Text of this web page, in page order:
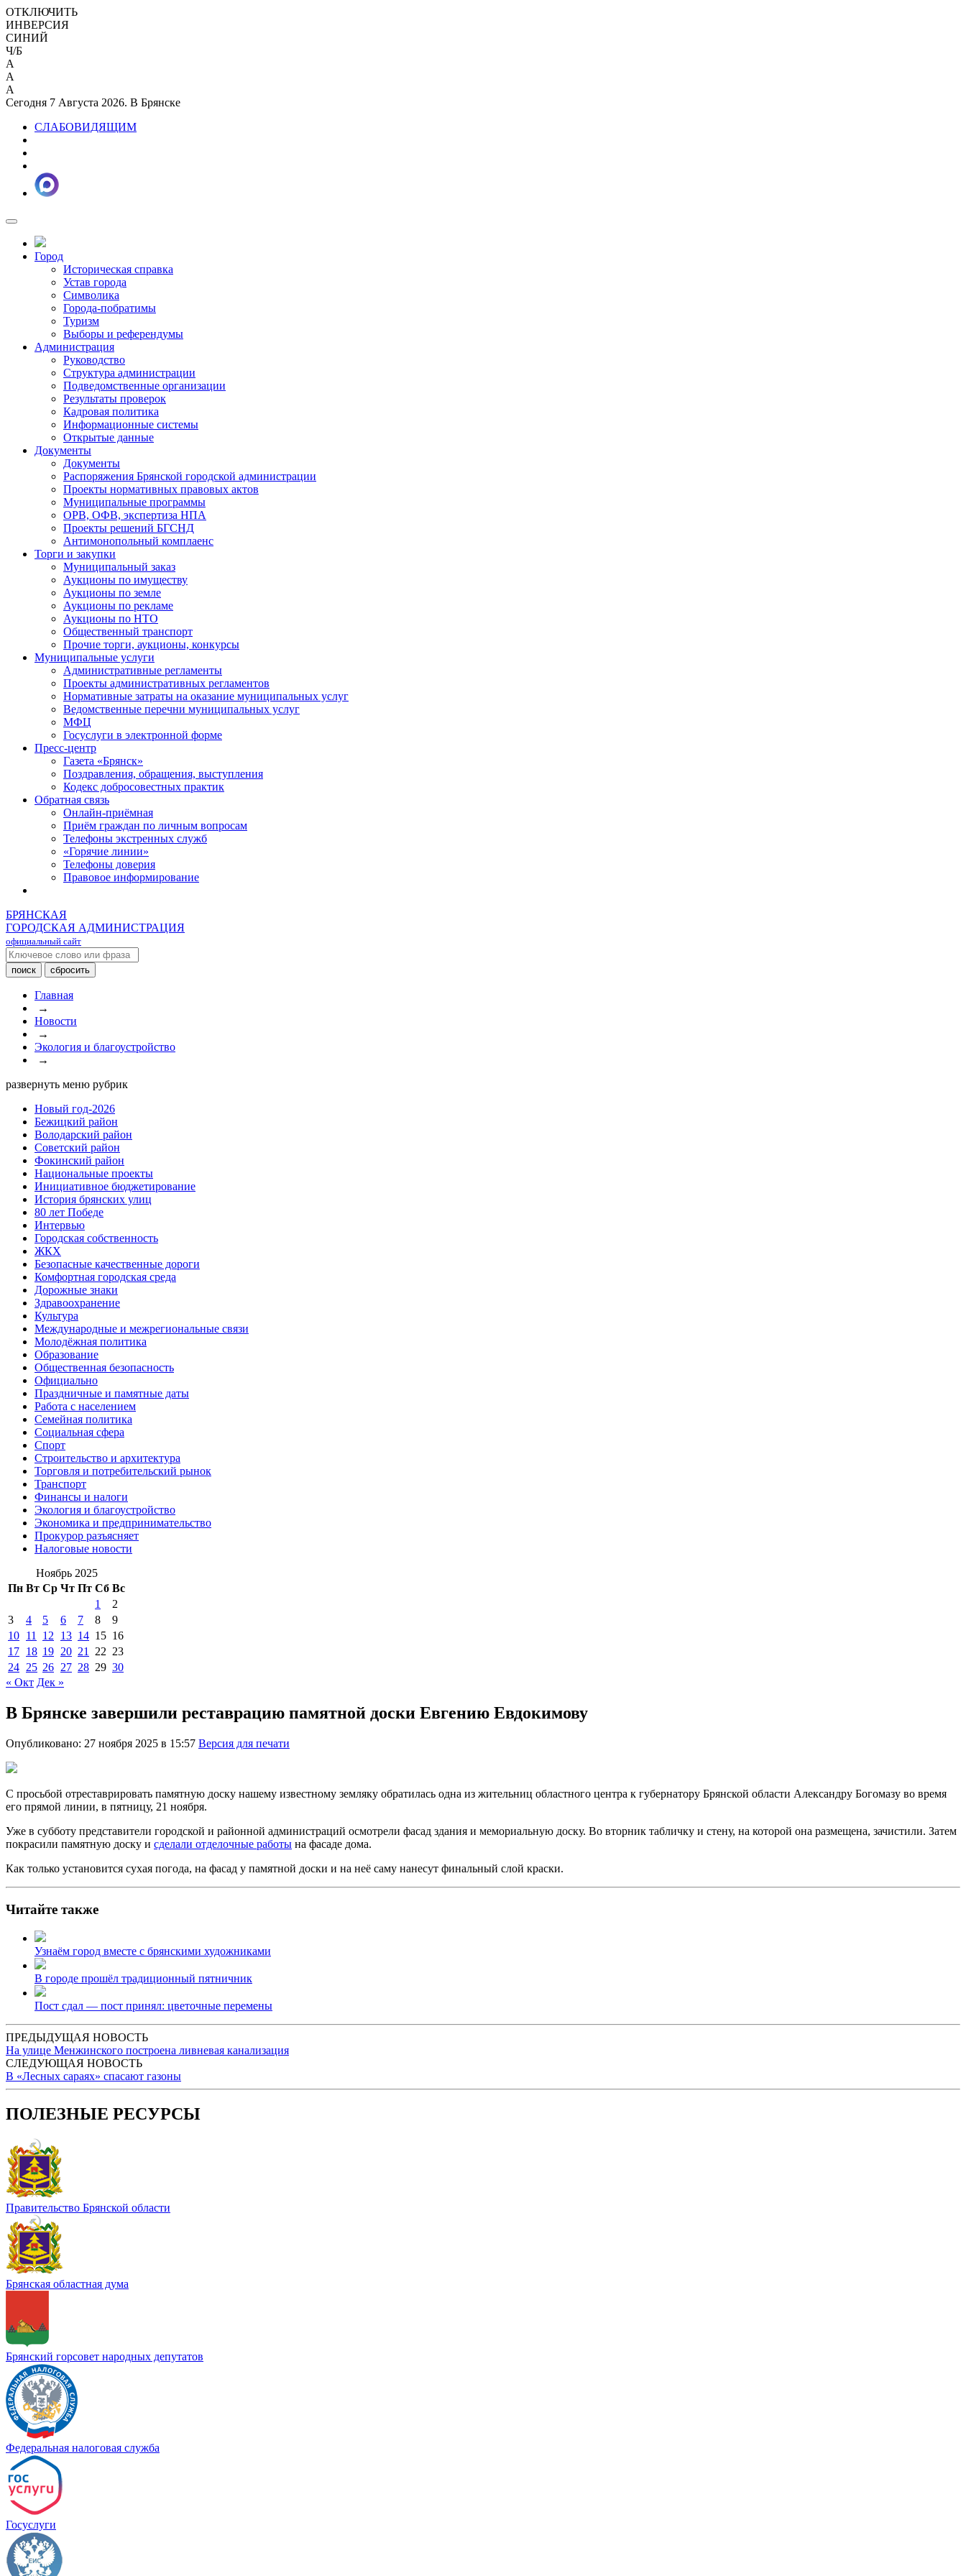
ОТКЛЮЧИТЬ
ИНВЕРСИЯ
СИНИЙ
Ч/Б
A
A
A
Сегодня 7 Августа 2026. В Брянске
СЛАБОВИДЯЩИМ
Город
Историческая справка
Устав города
Символика
Города-побратимы
Туризм
Выборы и референдумы
Администрация
Руководство
Структура администрации
Подведомственные организации
Результаты проверок
Кадровая политика
Информационные системы
Открытые данные
Документы
Документы
Распоряжения Брянской городской администрации
Проекты нормативных правовых актов
Муниципальные программы
ОРВ, ОФВ, экспертиза НПА
Проекты решений БГСНД
Антимонопольный комплаенс
Торги и закупки
Муниципальный заказ
Аукционы по имуществу
Аукционы по земле
Аукционы по рекламе
Аукционы по НТО
Общественный транспорт
Прочие торги, аукционы, конкурсы
Муниципальные услуги
Административные регламенты
Проекты административных регламентов
Нормативные затраты на оказание муниципальных услуг
Ведомственные перечни муниципальных услуг
МФЦ
Госуслуги в электронной форме
Пресс-центр
Газета «Брянск»
Поздравления, обращения, выступления
Кодекс добросовестных практик
Обратная связь
Онлайн-приёмная
Приём граждан по личным вопросам
Телефоны экстренных служб
«Горячие линии»
Телефоны доверия
Правовое информирование
БРЯНСКАЯ
ГОРОДСКАЯ АДМИНИСТРАЦИЯ
официальный сайт
Главная
→
Новости
→
Экология и благоустройство
→
развернуть меню рубрик
Новый год-2026
Бежицкий район
Володарский район
Советский район
Фокинский район
Национальные проекты
Инициативное бюджетирование
История брянских улиц
80 лет Победе
Интервью
Городская собственность
ЖКХ
Безопасные качественные дороги
Комфортная городская среда
Дорожные знаки
Здравоохранение
Культура
Международные и межрегиональные связи
Молодёжная политика
Образование
Общественная безопасность
Официально
Праздничные и памятные даты
Работа с населением
Семейная политика
Социальная сфера
Спорт
Строительство и архитектура
Торговля и потребительский рынок
Транспорт
Финансы и налоги
Экология и благоустройство
Экономика и предпринимательство
Прокурор разъясняет
Налоговые новости
Ноябрь 2025
Пн Вт Ср Чт Пт Сб Вс
1
2
3
4 5 6 7 8
9
10 11 12 13 14 15 16
17 18 19 20 21 22 23
24 25 26 27 28 29 30
« Окт Дек »
В Брянске завершили реставрацию памятной доски Евгению Евдокимову
Опубликовано: 27 ноября 2025 в 15:57 Версия для печати
С просьбой отреставрировать памятную доску нашему известному земляку обратилась одна из жительниц областного центра к губернатору Брянской области Александру Богомазу во время
его прямой линии, в пятницу, 21 ноября.
Уже в субботу представители городской и районной администраций осмотрели фасад здания и мемориальную доску. Во вторник табличку и стену, на которой она размещена, зачистили. Затем
покрасили памятную доску и сделали отделочные работы на фасаде дома.
Как только установится сухая погода, на фасад у памятной доски и на неё саму нанесут финальный слой краски.
Читайте также
Узнаём город вместе с брянскими художниками
В городе прошёл традиционный пятничник
Пост сдал — пост принял: цветочные перемены
ПРЕДЫДУЩАЯ НОВОСТЬ
На улице Менжинского построена ливневая канализация
СЛЕДУЮЩАЯ НОВОСТЬ
В «Лесных сараях» спасают газоны
ПОЛЕЗНЫЕ РЕСУРСЫ
Правительство Брянской области
Брянская областная дума
Брянский горсовет народных депутатов
Федеральная налоговая служба
Госуслуги